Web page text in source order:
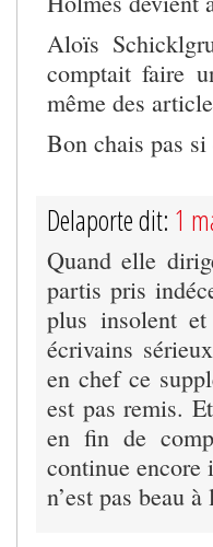
Aloïs
comptait faire
même des
Bon chais pas
Delaporte dit: 1
Quand elle
partis pris
plus insolent
écrivains
en chef ce
est pas remis.
en fin de
continue encore
n’est pas beau à